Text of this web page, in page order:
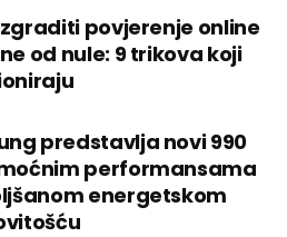
povjerenje online
od nule: 9 trikova koji
predstavlja novi 990
moćnim performansama
energetskom